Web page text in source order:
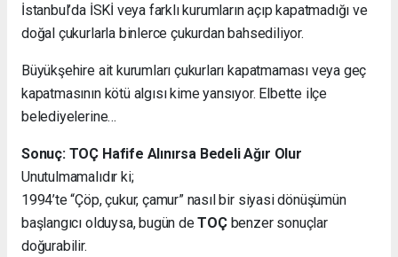
İstanbul’da İSKİ veya farklı kurumların açıp kapatmadığı ve
doğal çukurlarla binlerce çukurdan bahsediliyor.
Büyükşehire ait kurumları çukurları kapatmaması veya geç
kapatmasının kötü algısı kime yansıyor. Elbette ilçe
belediyelerine…
Sonuç: TOÇ Hafife Alınırsa Bedeli Ağır Olur
Unutulmamalıdır ki;
1994’te “Çöp, çukur, çamur” nasıl bir siyasi dönüşümün
başlangıcı olduysa, bugün deTOÇbenzer sonuçlar
doğurabilir.